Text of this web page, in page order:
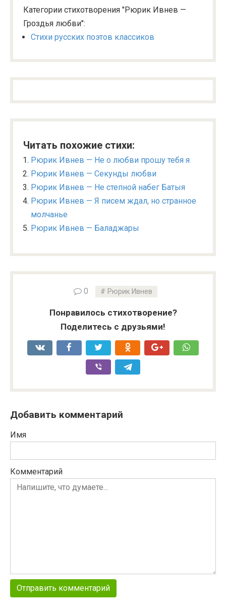
Категории стихотворения "Рюрик Ивнев —
Гроздья любви":
Стихи русских поэтов классиков
Читать похожие стихи:
Рюрик Ивнев — Не о любви прошу тебя я
Рюрик Ивнев — Секунды любви
Рюрик Ивнев — Не степной набег Батыя
Рюрик Ивнев — Я писем ждал, но странное
молчанье
Рюрик Ивнев — Баладжары
0 Рюрик Ивнев
Понравилось стихотворение?
Поделитесь с друзьями!
Добавить комментарий
Имя
Комментарий